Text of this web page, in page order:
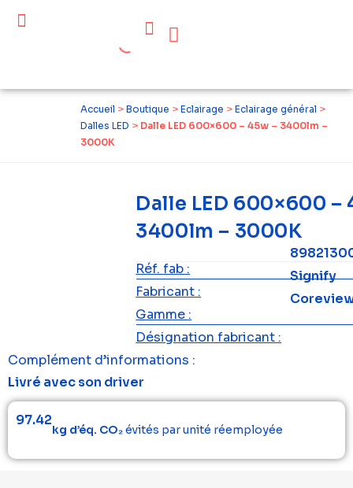
Accueil > Boutique > Eclairage > Eclairage général >
Dalles LED > Dalle LED 600×600 – 45w – 3400lm –
3000K
Dalle LED 600×600 –
3400lm – 3000K
Réf. fab :
Fabricant :
Signify
Gamme :
Désignation fabricant :
Complément d’informations :
Livré avec son driver
97.42
kg d’éq. CO₂évités par unité réemployée